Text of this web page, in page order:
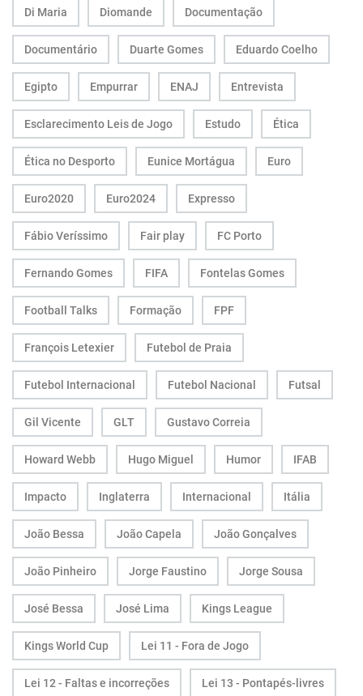
Di Maria Diomande Documentação
Documentário Duarte Gomes Eduardo Coelho
Egipto Empurrar ENAJ Entrevista
Esclarecimento Leis de Jogo Estudo Ética
Ética no Desporto Eunice Mortágua Euro
Euro2020 Euro2024 Expresso
Fábio Veríssimo Fair play FC Porto
Fernando Gomes FIFA Fontelas Gomes
Football Talks Formação FPF
François Letexier Futebol de Praia
Futebol Internacional Futebol Nacional Futsal
Gil Vicente GLT Gustavo Correia
Howard Webb Hugo Miguel Humor IFAB
Impacto Inglaterra Internacional Itália
João Bessa João Capela João Gonçalves
João Pinheiro Jorge Faustino Jorge Sousa
José Bessa José Lima Kings League
Kings World Cup Lei 11 - Fora de Jogo
Lei 12 - Faltas e incorreções Lei 13 - Pontapés-livres